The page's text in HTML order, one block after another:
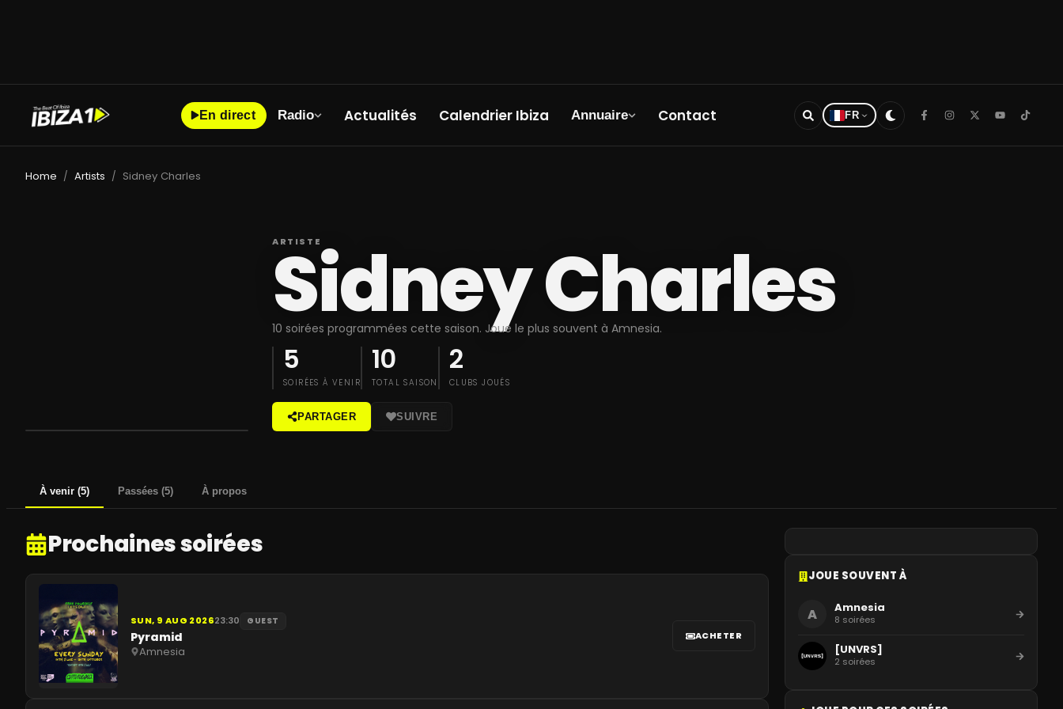
En direct Radio Actualités Calendrier Ibiza Annuaire Contact FR
Home / Artists / Sidney Charles
ARTISTE
Sidney Charles
10 soirées programmées cette saison. Joue le plus souvent à Amnesia.
5
SOIRÉES À VENIR
10
TOTAL SAISON
2
CLUBS JOUÉS
PARTAGER SUIVRE
À venir (5) Passées (5) À propos
Prochaines soirées
SUN, 9 AUG 202623:30 GUEST
Pyramid
Amnesia
ACHETER
JOUE SOUVENT À
A Amnesia
8 soirées
[UNVRS]
2 soirées